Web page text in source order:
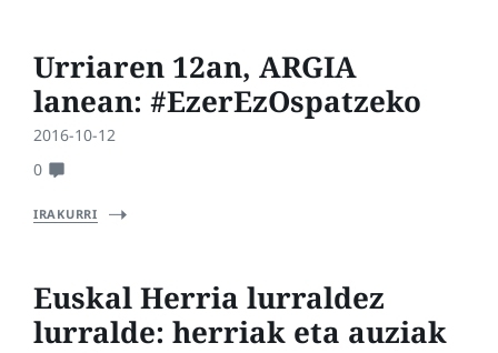
Urriaren 12an, ARGIA
lanean: #EzerEzOspatzeko
2016-10-12
0
IRAKURRI
Euskal Herria lurraldez
lurralde: herriak eta auziak